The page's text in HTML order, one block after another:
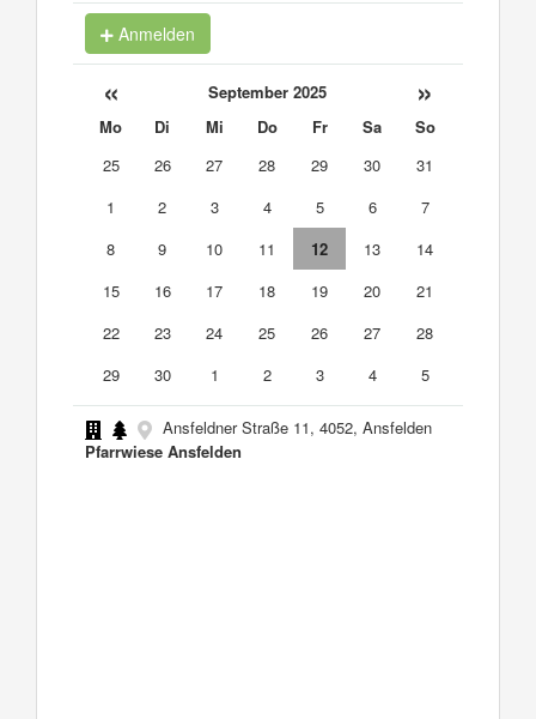
Anmelden
« September 2025 »
Mo Di Mi Do Fr Sa
So
25
26 27 28 29 30
31
1
2 3 4 5 6
7
8
9 10 11 12 13
14
15
16 17 18 19 20
21
22
23 24 25 26 27
28
29
30 1 2 3 4 5
Ansfeldner Straße 11, 4052, Ansfelden
Pfarrwiese Ansfelden